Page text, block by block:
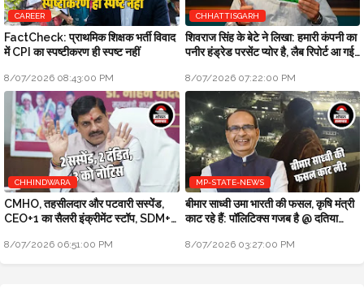
CAREER
FactCheck: प्राथमिक शिक्षक भर्ती विवाद
में CPI का स्पष्टीकरण ही स्पष्ट नहीं
8/07/2026 08:43:00 PM
CHHATTISGARH
शिवराज सिंह के बेटे ने लिखा: हमारी कंपनी का
पनीर हंड्रेड परसेंट प्योर है, लैब रिपोर्ट आ गई
8/07/2026 07:22:00 PM
CHHINDWARA
CMHO, तहसीलदार और पटवारी सस्पेंड,
CEO+1 का सैलरी इंक्रीमेंट स्टॉप, SDM+2
8/07/2026 06:51:00 PM
MP-STATE-NEWS
बीमार साध्वी उमा भारती की फसल, कृषि मंत्री
काट रहे हैं: पॉलिटिक्स गजब है @ दतिया
8/07/2026 03:27:00 PM